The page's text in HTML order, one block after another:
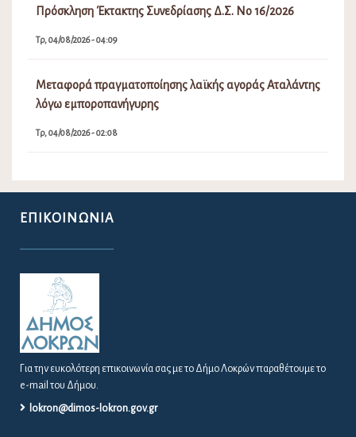
Πρόσκληση Έκτακτης Συνεδρίασης Δ.Σ. Νο 16/2026
Τρ, 04/08/2026 - 04:09
Μεταφορά πραγματοποίησης λαϊκής αγοράς Αταλάντης
λόγω εμποροπανήγυρης
Τρ, 04/08/2026 - 02:08
ΕΠΙΚΟΙΝΩΝΊΑ
Για την ευκολότερη επικοινωνία σας με το Δήμο Λοκρών παραθέτουμε το
e-mail του Δήμου.
lokron@dimos-lokron.gov.gr